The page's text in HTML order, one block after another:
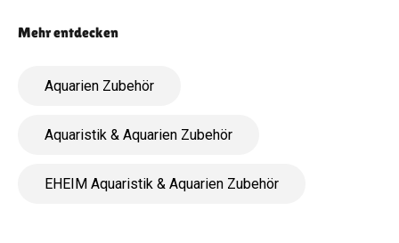
Aquarien Zubehör
Aquaristik & Aquarien Zubehör
EHEIM Aquaristik & Aquarien Zubehör